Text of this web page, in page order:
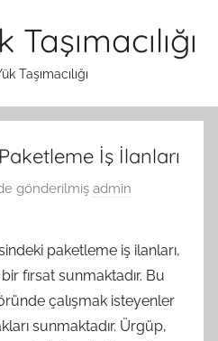
Taşımacılığı
İş İlanları
gönderilmiş admin
paketleme iş ilanları,
fırsat sunmaktadır. Bu
çalışmak isteyenler
sunmaktadır. Ürgüp,